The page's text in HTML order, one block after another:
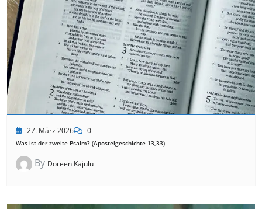
27. März 2026 0
Was ist der zweite Psalm? (Apostelgeschichte 13,33)
By Doreen Kajulu